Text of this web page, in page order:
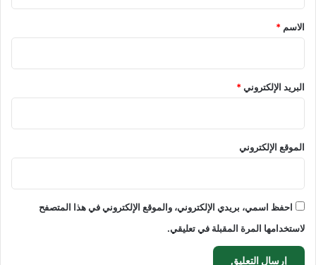
*
الاسم *
البريد الإلكتروني*
الموقع الإلكتروني
احفظ اسمي، بريدي الإلكتروني، والموقع الإلكتروني في هذا المتصفح
لاستخدامها المرة المقبلة في تعليقي.